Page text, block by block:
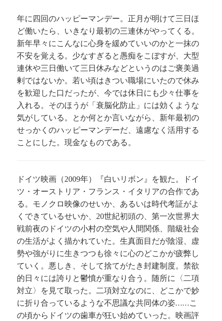
年に四回のハッピーマンデー。正月が明けて三日ほ
ど働いたら、いきなり最初の三連休がやってくる。
新年早々にこんなに心身を緩めていいのかと一抹の
不安を覚える。少なすぎると愚痴をこぼすが、大型
連休や三日働いて三日休みなどというのはご褒美過
剰ではないか。若い頃はきつい職場にいたので休み
を歓迎した口だったが、今では休日にも少々仕事を
入れる。そのほうが「衰脳化防止」には効くような
気がしている。とか何とか言いながら、新年最初の
せっかくのハッピーマンデーだ、遠慮なく活用する
ことにした。現金なものである。
ドイツ映画（2009年）『白いリボン』を観た。ドイ
ツ・オーストリア・フランス・イタリアの合作であ
る。モノクロ映像のせいか、あるいは時代考証がよ
くできているせいか、20世紀初頭の、第一次世界大
戦前夜のドイツの小村の空気や人間関係、階級社会
の生活がよく描かれていた。生真面目だが陰湿、虚
勢や強がりに生きつつも徐々に心のどこかが疲弊し
ていく。悪しき、そして捨てがたき封建制度。禁欲
的日々には誇りと鬱憤が重なり合う。随所に〈二項
対立〉を見て取った。二項対立なのに、どこかで妙
に折り合っているような不思議な共同体の姿……こ
の頃からドイツの歯車が狂い始めていった。映画評